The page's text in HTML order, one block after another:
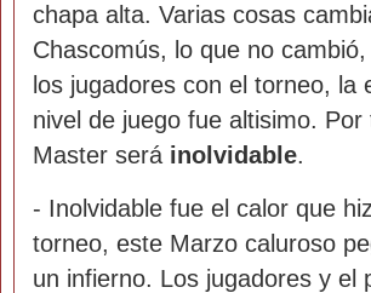
chapa alta. Varias cosas
Chascomús, lo que no
los jugadores con el torneo,
nivel de juego fue altisimo.
Master será inolvidable.
- Inolvidable fue el calor que
torneo, este Marzo caluroso
un infierno. Los jugadores y el